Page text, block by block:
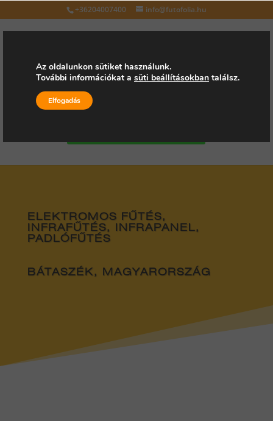
+36204007400 info@futofolia.hu
Válasszon oldalt
ELEKTROMOS FŰTÉS,
INFRAFŰTÉS, INFRAPANEL,
PADLÓFŰTÉS
BÁTASZÉK, MAGYARORSZÁG
Az oldalunkon sütiket használunk.
További információkat a süti beállításokban találsz.
Elfogadás